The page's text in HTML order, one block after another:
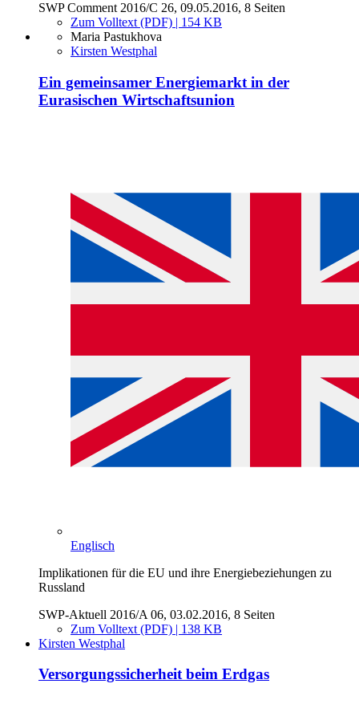
SWP Comment 2016/C 26, 09.05.2016, 8 Seiten
Zum Volltext (PDF) | 154 KB
Maria Pastukhova
Kirsten Westphal
Ein gemeinsamer Energiemarkt in der
Eurasischen Wirtschaftsunion
Englisch
Implikationen für die EU und ihre Energiebeziehungen zu
Russland
SWP-Aktuell 2016/A 06, 03.02.2016, 8 Seiten
Zum Volltext (PDF) | 138 KB
Kirsten Westphal
Versorgungssicherheit beim Erdgas